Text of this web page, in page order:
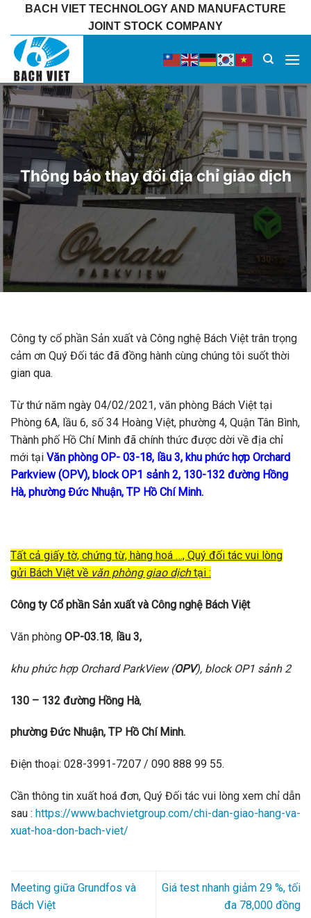
dung
BACH VIET TECHNOLOGY AND MANUFACTURE
JOINT STOCK COMPANY
Thông báo thay đổi địa chỉ giao dịch
Công ty cổ phần Sản xuất và Công nghệ Bách Việt trân trọng
cảm ơn Quý Đối tác đã đồng hành cùng chúng tôi suốt thời
gian qua.
Từ thứ năm ngày 04/02/2021, văn phòng Bách Việt tại
Phòng 6A, lầu 6, số 34 Hoàng Việt, phường 4, Quận Tân Bình,
Thành phố Hồ Chí Minh đã chính thức được dời về địa chỉ
mới tại Văn phòng OP- 03-18, lầu 3, khu phức hợp Orchard
Parkview (OPV), block OP1 sảnh 2, 130-132 đường Hồng
Hà, phường Đức Nhuận, TP Hồ Chí Minh.
Tất cả giấy tờ, chứng từ, hàng hoá …, Quý đối tác vui lòng
gửi Bách Việt về văn phòng giao dịchtại :
Công ty Cổ phần Sản xuất và Công nghệ Bách Việt
Văn phòng OP-03.18, lầu 3,
khu phức hợp Orchard ParkView (OPV), block OP1 sảnh 2
130 – 132 đường Hồng Hà,
phường Đức Nhuận, TP Hồ Chí Minh.
Điện thoại: 028-3991-7207 / 090 888 99 55.
Cần thông tin xuất hoá đơn, Quý Đối tác vui lòng xem chỉ dẫn
sau : https://www.bachvietgroup.com/chi-dan-giao-hang-va-
xuat-hoa-don-bach-viet/
Meeting giữa Grundfos và
Bách Việt
Giá test nhanh giảm 29 %, tối
đa 78,000 đồng